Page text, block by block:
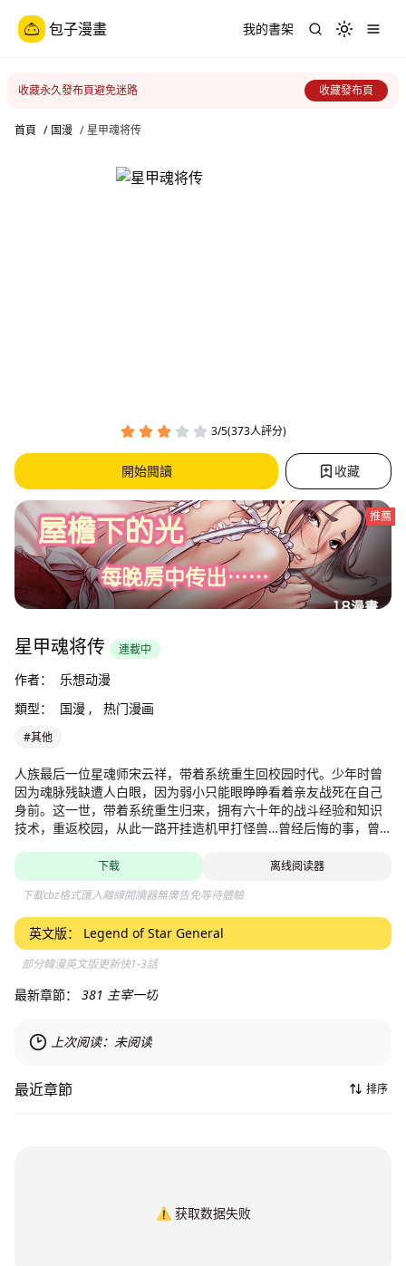
包子漫畫 我的書架 Toggle
收藏永久發布頁避免迷路 收藏發布頁
首頁 / 国漫 / 星甲魂将传
3/5(373人評分)
開始閱讀 收藏
推薦
星甲魂将传 連載中
作者：
乐想动漫
類型：
国漫 , 热门漫画
#其他
人族最后一位星魂师宋云祥，带着系统重生回校园时代。少年时曾
因为魂脉残缺遭人白眼，因为弱小只能眼睁睁看着亲友战死在自己
身前。这一世，带着系统重生归来，拥有六十年的战斗经验和知识
技术，重返校园，从此一路开挂造机甲打怪兽…曾经后悔的事，曾
下载
离线阅读器
下載cbz格式匯入離線閱讀器無廣告免等待體驗
英文版： Legend of Star General
部分韓漫英文版更新快1-3話
最新章節： 381 主宰一切
上次阅读： 未阅读
最近章節 排序
⚠️ 获取数据失败